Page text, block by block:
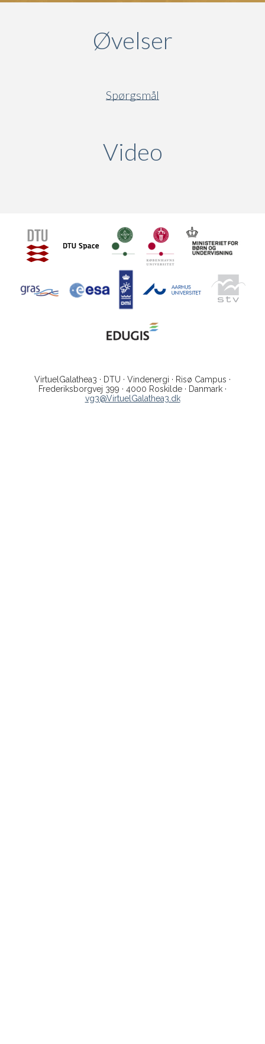
Øvelser
Spørgsmål
Video
VirtuelGalathea3 · DTU · Vindenergi · Risø Campus ·
Frederiksborgvej 399 · 4000 Roskilde · Danmark ·
vg3@VirtuelGalathea3.dk